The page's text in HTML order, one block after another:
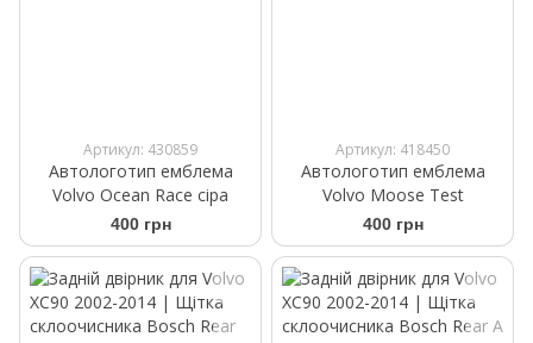
Артикул: 430859
Автологотип емблема
Volvo Ocean Race сіра
400 грн
Артикул: 418450
Автологотип емблема
Volvo Moose Test
400 грн